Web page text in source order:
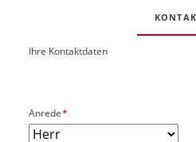
O
k
UIhre Kontaktdaten
P
f
Anrede*